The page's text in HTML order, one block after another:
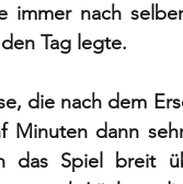
immer nach
Tag legte.
die nach dem
Minuten dann
das Spiel breit